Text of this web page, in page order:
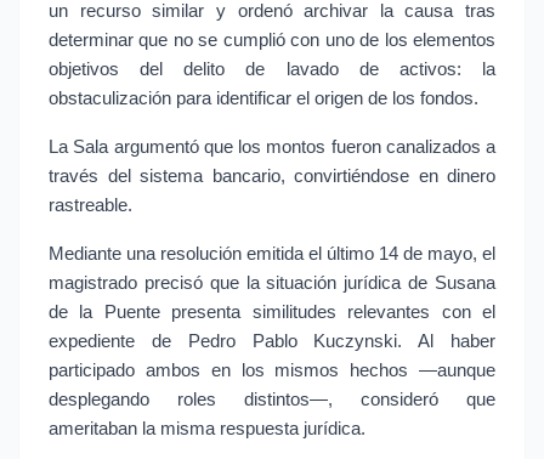
un recurso similar y ordenó archivar la causa tras
determinar que no se cumplió con uno de los elementos
objetivos del delito de lavado de activos: la
obstaculización para identificar el origen de los fondos.
La Sala argumentó que los montos fueron canalizados a
través del sistema bancario, convirtiéndose en dinero
rastreable.
Mediante una resolución emitida el último 14 de mayo, el
magistrado precisó que la situación jurídica de Susana
de la Puente presenta similitudes relevantes con el
expediente de Pedro Pablo Kuczynski. Al haber
participado ambos en los mismos hechos —aunque
desplegando roles distintos—, consideró que
ameritaban la misma respuesta jurídica.